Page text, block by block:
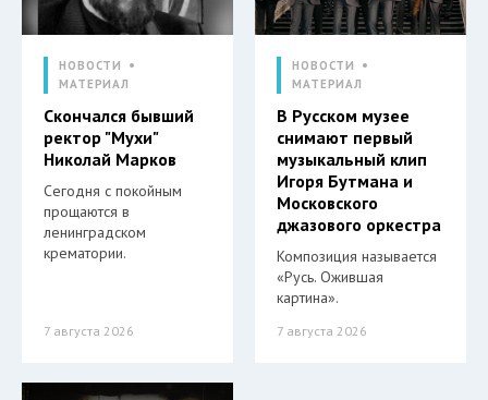
НОВОСТИ
МАТЕРИАЛ
Скончался бывший
ректор "Мухи"
Николай Марков
Сегодня с покойным
прощаются в
ленинградском
крематории.
7 августа 2026
НОВОСТИ
МАТЕРИАЛ
В Русском музее
снимают первый
музыкальный клип
Игоря Бутмана и
Московского
джазового оркестра
Композиция называется
«Русь. Ожившая
картина».
7 августа 2026